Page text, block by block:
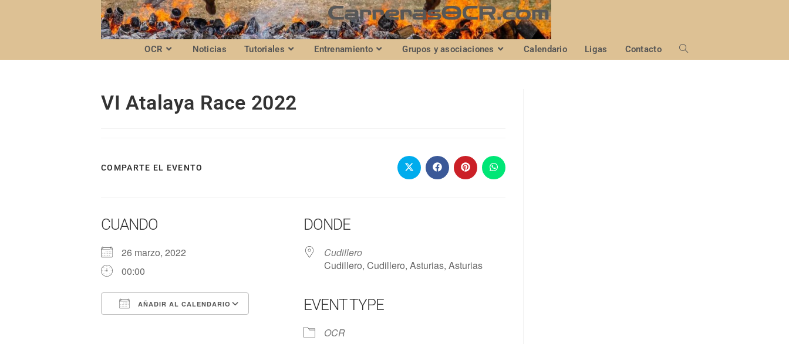
OCR Noticias Tutoriales Entrenamiento Grupos y asociaciones Calendario Ligas Contacto
VI Atalaya Race 2022
COMPARTE EL EVENTO
CUANDO
26 marzo, 2022
00:00
AÑADIR AL CALENDARIO
Google Calendar
DONDE
Cudillero
Cudillero, Cudillero, Asturias, Asturias
EVENT TYPE
OCR